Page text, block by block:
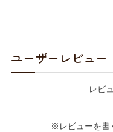
ユーザーレビュー
レビ
※レビューを書